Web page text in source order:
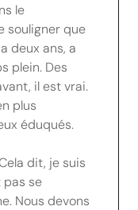
le
souligner que
deux ans, a
plein. Des
il est vrai.
plus
éduqués.
dit, je suis
pas se
Nous devons